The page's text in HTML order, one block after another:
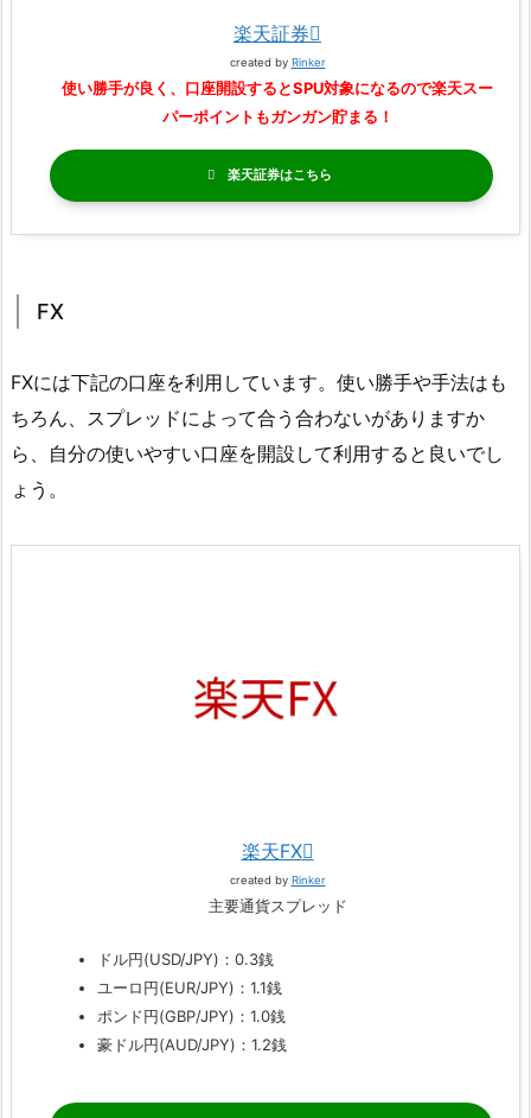
楽天証券
created by Rinker
使い勝手が良く、口座開設するとSPU対象になるので楽天スー
パーポイントもガンガン貯まる！
楽天証券
FX
FXには下記の口座を利用しています。使い勝手や手法はも
ちろん、スプレッドによって合う合わないがありますか
ら、自分の使いやすい口座を開設して利用すると良いでし
ょう。
楽天FX
created by Rinker
主要通貨スプレッド
ドル円(USD/JPY)：0.3銭
ユーロ円(EUR/JPY)：1.1銭
ポンド円(GBP/JPY)：1.0銭
豪ドル円(AUD/JPY)：1.2銭